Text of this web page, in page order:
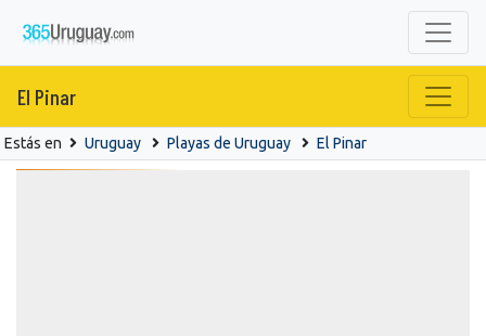
El Pinar
Estás en Uruguay Playas de Uruguay El Pinar